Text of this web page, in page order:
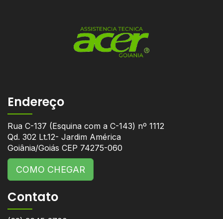
Endereço
Rua C-137 (Esquina com a C-143) nº 1112
Qd. 302 Lt.12- Jardim América
Goiânia/Goiás CEP 74275-060
COMO CHEGAR
Contato